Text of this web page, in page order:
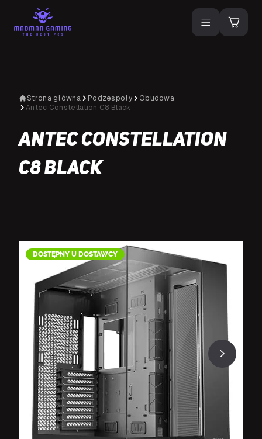
Strona główna Podzespoły
Obudowa
Antec Constellation C8 Black
Antec Constellation
C8 Black
DOSTĘPNY U DOSTAWCY